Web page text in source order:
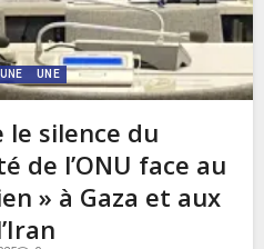
UNE
le silence du
de l’ONU face au
» à Gaza et aux